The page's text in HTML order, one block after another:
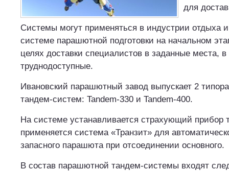
для
Системы могут применяться в индустрии отдыха
системе парашютной подготовки на начальном
целях доставки специалистов в заданные места, в
труднодоступные.
Ивановcкий парашютный завод выпускает 2
тандем-систем: Tandem-330 и Tandem-400.
На системе устанавливается страхующий прибор
применяется система «Транзит» для
запасного парашюта при отсоединении основного.
В состав парашютной тандем-системы входят